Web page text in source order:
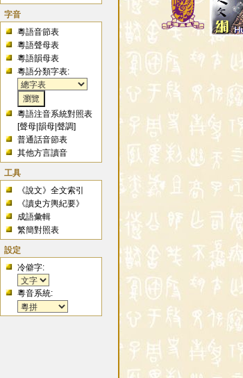
字音
粵語音節表
粵語聲母表
粵語韻母表
粵語分類字表:
粵語注音系統對照表
[聲母 |韻母 |聲調]
普通話音節表
其他方言讀音
工具
《說文》全文索引
《讀史方輿紀要》
成語彙輯
繁簡對照表
設定
冷僻字:
粵音系統: